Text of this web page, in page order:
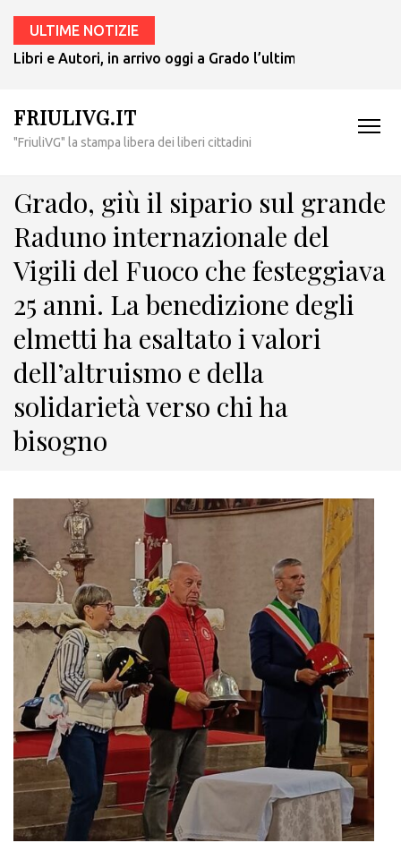
ULTIME NOTIZIE
Libri e Autori, in arrivo oggi a Grado l’ultimo giallo di
FRIULIVG.IT
"FriuliVG" la stampa libera dei liberi cittadini
Grado, giù il sipario sul grande
Raduno internazionale del
Vigili del Fuoco che festeggiava
25 anni. La benedizione degli
elmetti ha esaltato i valori
dell’altruismo e della
solidarietà verso chi ha
bisogno